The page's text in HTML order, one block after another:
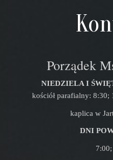
Porządek
NIEDZIELA I
kościół parafialny: 8:30;
kaplica w
DNI